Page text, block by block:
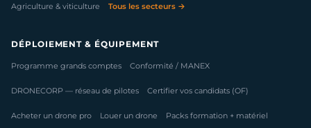
Agriculture & viticulture Tous les secteurs →
DÉPLOIEMENT & ÉQUIPEMENT
Programme grands comptes Conformité / MANEX
DRONECORP — réseau de pilotes Certifier vos candidats (OF)
Acheter un drone pro Louer un drone Packs formation + matériel